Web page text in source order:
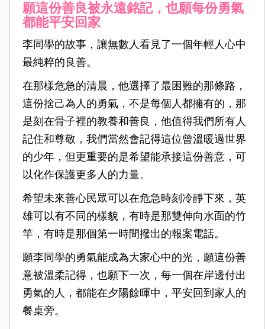
願這份善良被永遠銘記，也願每份勇氣
都能平安回家
李同學的故事，讓無數人看見了一個年輕人心中
最純粹的良善。
在那樣危急的清晨，他選擇了最困難的那條路，
這份捨己為人的勇氣，不是每個人都擁有的，那
是刻在骨子裡的教養和善良，他值得我們所有人
記住和尊敬，我們當然會記得這位曾溫暖過世界
的少年，但更重要的是希望能承接這份善意，可
以化作保護更多人的力量。
希望未來善心民眾可以在危急時刻冷靜下來，英
雄可以有不同的樣貌，有時是那雙伸向水面的竹
竿，有時是那個第一時間撥出的報案電話。
願李同學的勇氣能成為大家心中的光， 願這份善
意被溫柔記得，也願下一次，每一個在岸邊付出
勇氣的人，都能在夕陽餘暉中，平安回到家人的
餐桌旁。